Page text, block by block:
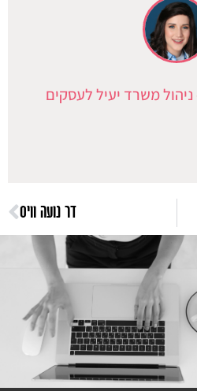
ניהול משרד יעיל לעסקים
דר נועה וויס